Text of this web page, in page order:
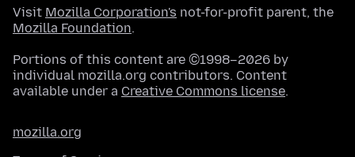
Visit Mozilla Corporation's not-for-profit parent, the
Mozilla Foundation.
Portions of this content are ©1998–2026 by
individual mozilla.org contributors. Content
available under a Creative Commons license.
mozilla.org